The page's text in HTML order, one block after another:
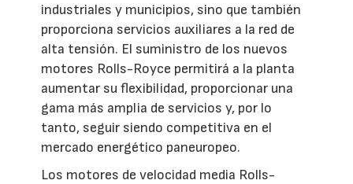
industriales y municipios, sino que también
proporciona servicios auxiliares a la red de
alta tensión. El suministro de los nuevos
motores Rolls-Royce permitirá a la planta
aumentar su flexibilidad, proporcionar una
gama más amplia de servicios y, por lo
tanto, seguir siendo competitiva en el
mercado energético paneuropeo.
Los motores de velocidad media Rolls-